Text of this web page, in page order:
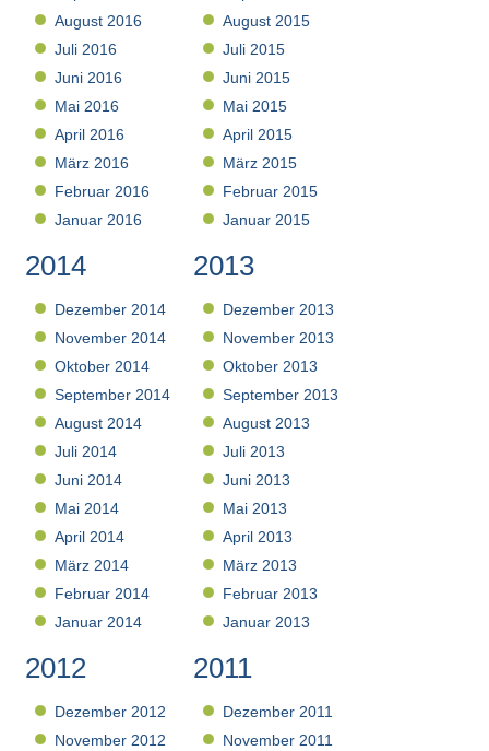
August 2016
Juli 2016
Juni 2016
Mai 2016
April 2016
März 2016
Februar 2016
Januar 2016
August 2015
Juli 2015
Juni 2015
Mai 2015
April 2015
März 2015
Februar 2015
Januar 2015
2014
Dezember 2014
November 2014
Oktober 2014
September 2014
August 2014
Juli 2014
Juni 2014
Mai 2014
April 2014
März 2014
Februar 2014
Januar 2014
2013
Dezember 2013
November 2013
Oktober 2013
September 2013
August 2013
Juli 2013
Juni 2013
Mai 2013
April 2013
März 2013
Februar 2013
Januar 2013
2012
Dezember 2012
November 2012
2011
Dezember 2011
November 2011